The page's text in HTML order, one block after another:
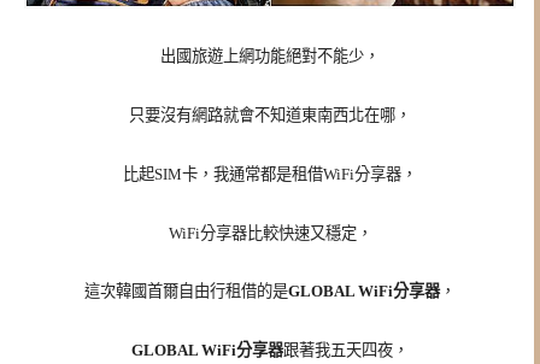
出國旅遊上網功能絕對不能少，
只要沒有網路就會不知道東南西北在哪，
比起SIM卡，我通常都是租借WiFi分享器，
WiFi分享器比較快速又穩定，
這次韓國首爾自由行租借的是GLOBAL WiFi分享器，
GLOBAL WiFi分享器跟著我五天四夜，